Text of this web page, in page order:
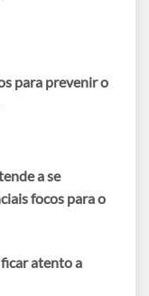
para prevenir o
a se
focos para o
atento a